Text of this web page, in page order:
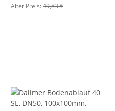
Alter Preis:49,83 €